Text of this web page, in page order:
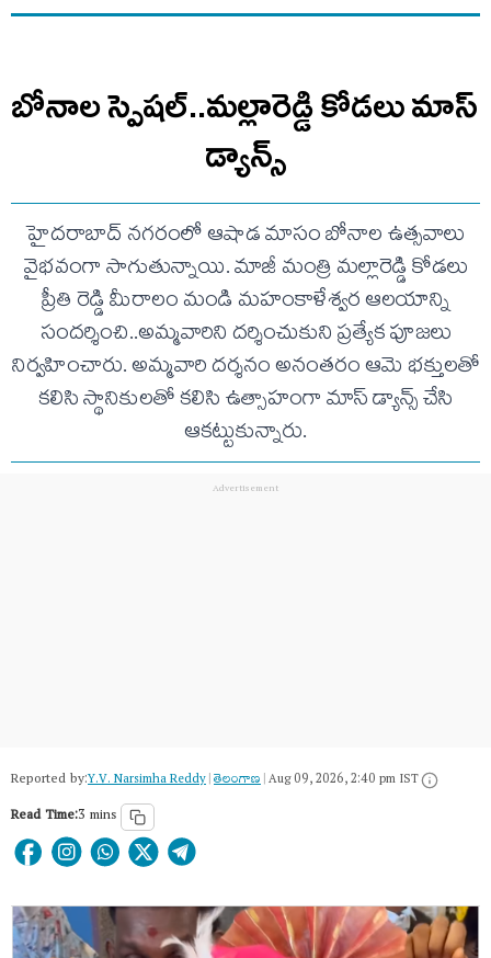
బోనాల స్పెషల్..మల్లారెడ్డి కోడలు మాస్
డ్యాన్స్
హైదరాబాద్ నగరంలో ఆషాడ మాసం బోనాల ఉత్సవాలు
వైభవంగా సాగుతున్నాయి. మాజీ మంత్రి మల్లారెడ్డి కోడలు
ప్రీతి రెడ్డి మీరాలం మండి మహంకాళేశ్వర ఆలయాన్ని
సందర్శించి..అమ్మవారిని దర్శించుకుని ప్రత్యేక పూజలు
నిర్వహించారు. అమ్మవారి దర్శనం అనంతరం ఆమె భక్తులతో
కలిసి స్థానికులతో కలిసి ఉత్సాహంగా మాస్ డ్యాన్స్ చేసి
ఆకట్టుకున్నారు.
Reported by:Y.V. Narsimha Reddy|తెలంగాణ‌|Aug 09, 2026, 2:40 pm IST
Read Time:3 mins